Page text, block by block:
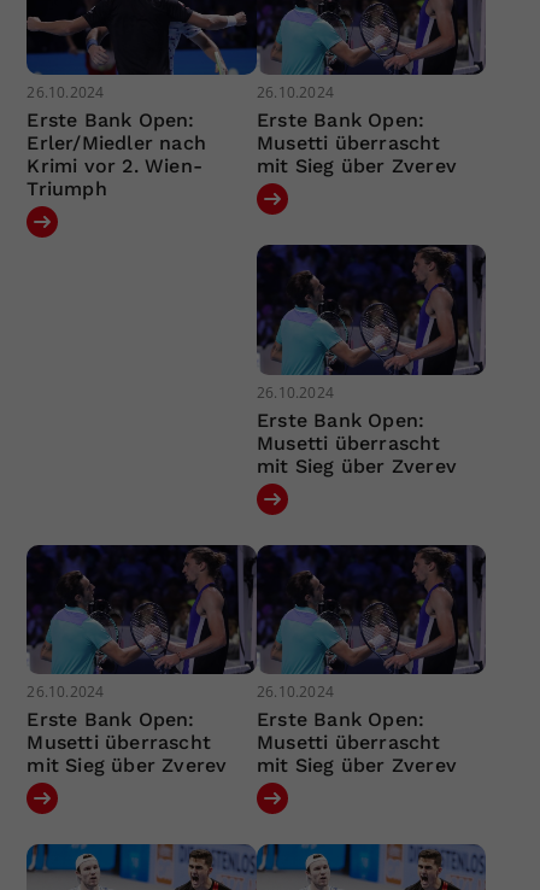
26.10.2024
Erste Bank Open:
Erler/Miedler nach
Krimi vor 2. Wien-
Triumph
26.10.2024
Erste Bank Open:
Musetti überrascht
mit Sieg über Zverev
26.10.2024
Erste Bank Open:
Musetti überrascht
mit Sieg über Zverev
26.10.2024
Erste Bank Open:
Musetti überrascht
mit Sieg über Zverev
26.10.2024
Erste Bank Open:
Musetti überrascht
mit Sieg über Zverev